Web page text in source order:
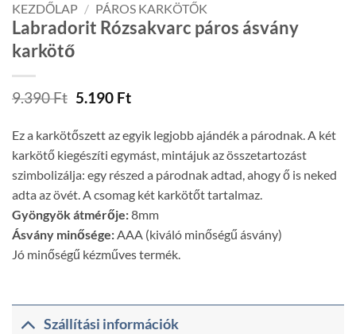
KEZDŐLAP / PÁROS KARKÖTŐK
Labradorit Rózsakvarc páros ásvány
karkötő
9.390Ft Original
was:
9.390 Ft.
5.190 FtCurrent
is:
5.190 Ft.
Ez a karkötőszett az egyik legjobb ajándék a párodnak. A két
karkötő kiegészíti egymást, mintájuk az összetartozást
szimbolizálja: egy részed a párodnak adtad, ahogy ő is neked
adta az övét. A csomag két karkötőt tartalmaz.
Gyöngyök átmérője:8mm
Ásvány minősége:AAA (kiváló minőségű ásvány)
Jó minőségű kézműves termék.
Szállítási információk